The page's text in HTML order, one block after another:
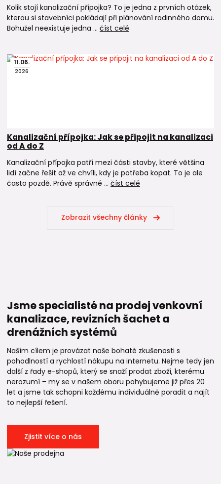
Kolik stojí kanalizační přípojka? To je jedna z prvních otázek,
kterou si stavebníci pokládají při plánování rodinného domu.
Bohužel neexistuje jedna ... číst celé
11.06.
2026
Kanalizační přípojka: Jak se připojit na kanalizaci
od A do Z
Kanalizační přípojka patří mezi části stavby, které většina
lidí začne řešit až ve chvíli, kdy je potřeba kopat. To je ale
často pozdě. Právě správné ... číst celé
Zobrazit všechny články
Jsme specialisté na prodej venkovní
kanalizace, revizních šachet a
drenážních systémů
Naším cílem je provázat naše bohaté zkušenosti s
pohodlností a rychlostí nákupu na internetu. Nejme tedy jen
další z řady e-shopů, který se snaží prodat zboží, kterému
nerozumí – my se v našem oboru pohybujeme již přes 20
let a jsme tak schopni každému individuálně poradit a najít
to nejlepší řešení.
Zjistit více o nás